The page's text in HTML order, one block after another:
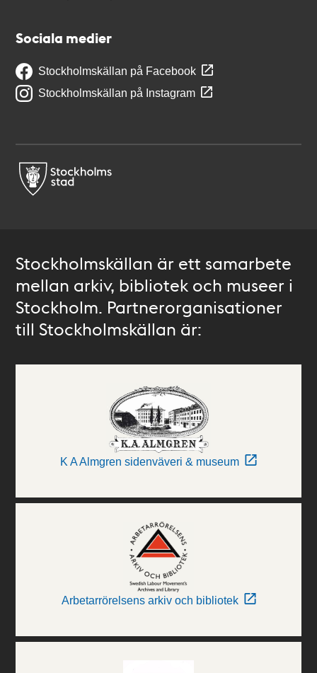
Sociala medier
Stockholmskällan på Facebook
Stockholmskällan på Instagram
Stockholmskällan är ett samarbete
mellan arkiv, bibliotek och museer i
Stockholm. Partnerorganisationer
till Stockholmskällan är:
K A Almgren sidenväveri & museum
Arbetarrörelsens arkiv och bibliotek